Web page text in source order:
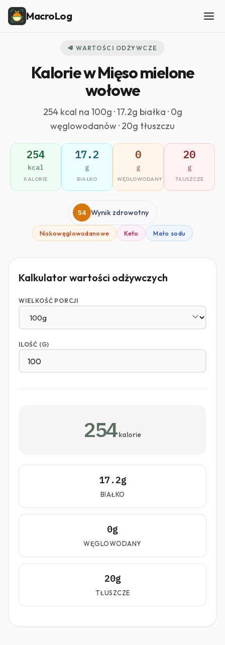
MacroLog
🥩 WARTOŚCI ODŻYWCZE
Kalorie w Mięso mielone
wołowe
254 kcal na 100g · 17.2g białka · 0g
węglowodanów · 20g tłuszczu
254
kcal
KALORIE
17.2
g
BIAŁKO
0
g
WĘGLOWODANY
20
g
TŁUSZCZE
54 Wynik zdrowotny
Niskowęglowodanowe Keto Mało sodu
Kalkulator wartości odżywczych
WIELKOŚĆ PORCJI
ILOŚĆ (G)
254 kalorie
17.2g
BIAŁKO
0g
WĘGLOWODANY
20g
TŁUSZCZE